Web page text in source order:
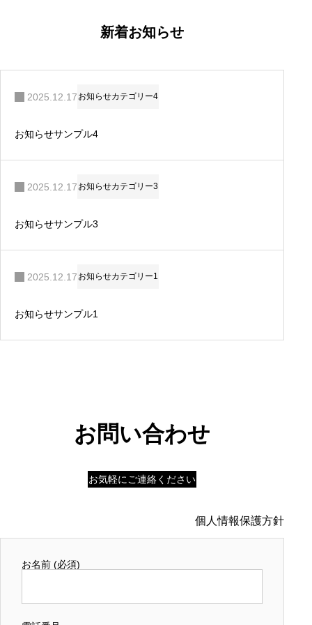
新着お知らせ
2025.12.17 お知らせカテゴリー4
お知らせサンプル4
2025.12.17 お知らせカテゴリー3
お知らせサンプル3
2025.12.17 お知らせカテゴリー1
お知らせサンプル1
お問い合わせ
お気軽にご連絡ください
個人情報保護方針
お名前 (必須)